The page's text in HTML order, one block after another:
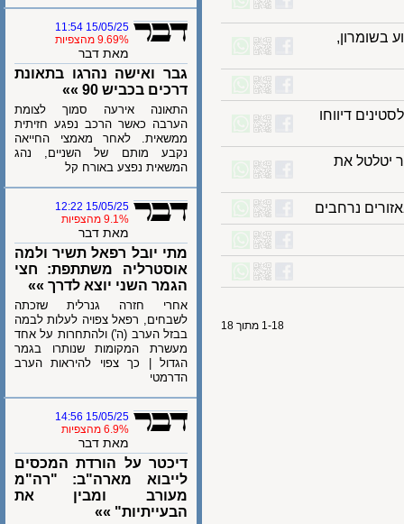
הפלסטינים דיווחו
את
נרחבים
1-18 מתוך 18
15/05/25 11:54
9.69% מהצפיות
מאת דבר
גבר ואישה נהרגו בתאונת
דרכים בכביש 90 »»
התאונה אירעה סמוך לצומת
הערבה כאשר הרכב נפגע חזיתית
ממשאית. לאחר מאמצי החייאה
נקבע מותם של השניים, נהג
המשאית נפצע באורח קל
15/05/25 12:22
9.1% מהצפיות
מאת דבר
מתי יובל רפאל תשיר ולמה
אוסטרליה משתתפת: חצי
הגמר השני יוצא לדרך »»
אחרי חזרה גנרלית שזכתה
לשבחים, רפאל צפויה לעלות לבמה
בבזל הערב (ה') ולהתחרות על אחד
מעשרת המקומות שנותרו בגמר
הגדול | כך צפוי להיראות הערב
הדרמטי
15/05/25 14:56
6.9% מהצפיות
מאת דבר
דיכטר על הורדת המכסים
לייבוא מארה"ב: "רה"מ
מעורב ומבין את
הבעייתיות" »»